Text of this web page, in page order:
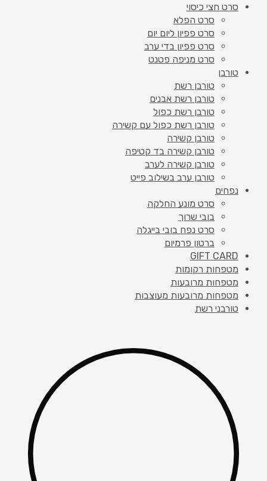
סרט חצי כיסוי
סרט הפלא
סרט פפיון ליום יום
סרט פפיון בדי ערב
סרט מניפה פטנט
טורבן
טורבן רשת
טורבן רשת אבנים
טורבן רשת כפול
טורבן רשת כפול עם קשירה
טורבן קשירה
טורבן קשירה בד קטיפה
טורבן קשירה לערב
טורבן ערב בשילוב פייט
נפחים
סרט מונע החלקה
בובי שרוך
סרט נפח בובי בייגלה
ברטון פרמיום
GIFT CARD
מטפחות רקומות
מטפחות מרובעות
מטפחות מרובעות מעוצבות
טורבני רשת